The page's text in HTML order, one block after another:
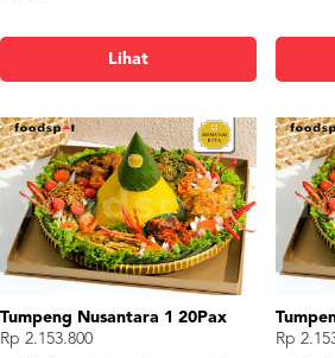
Lihat
Tumpeng Nusantara 1 20Pax
Rp 2.153.800
Rp